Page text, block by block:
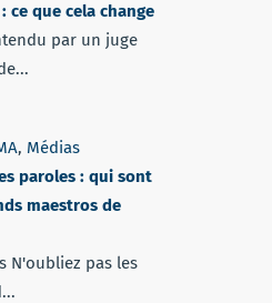
ce que cela change
par un juge
, Médias
paroles : qui sont
maestros de
N'oubliez pas les